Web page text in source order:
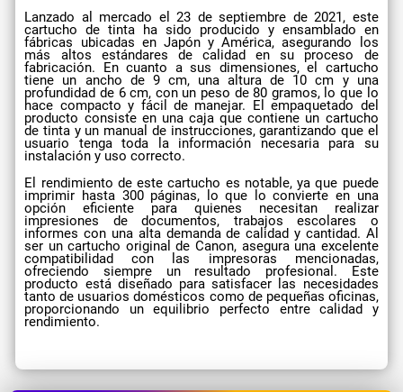
Lanzado al mercado el 23 de septiembre de 2021, este
cartucho de tinta ha sido producido y ensamblado en
fábricas ubicadas en Japón y América, asegurando los
más altos estándares de calidad en su proceso de
fabricación. En cuanto a sus dimensiones, el cartucho
tiene un ancho de 9 cm, una altura de 10 cm y una
profundidad de 6 cm, con un peso de 80 gramos, lo que lo
hace compacto y fácil de manejar. El empaquetado del
producto consiste en una caja que contiene un cartucho
de tinta y un manual de instrucciones, garantizando que el
usuario tenga toda la información necesaria para su
instalación y uso correcto.
El rendimiento de este cartucho es notable, ya que puede
imprimir hasta 300 páginas, lo que lo convierte en una
opción eficiente para quienes necesitan realizar
impresiones de documentos, trabajos escolares o
informes con una alta demanda de calidad y cantidad. Al
ser un cartucho original de Canon, asegura una excelente
compatibilidad con las impresoras mencionadas,
ofreciendo siempre un resultado profesional. Este
producto está diseñado para satisfacer las necesidades
tanto de usuarios domésticos como de pequeñas oficinas,
proporcionando un equilibrio perfecto entre calidad y
rendimiento.